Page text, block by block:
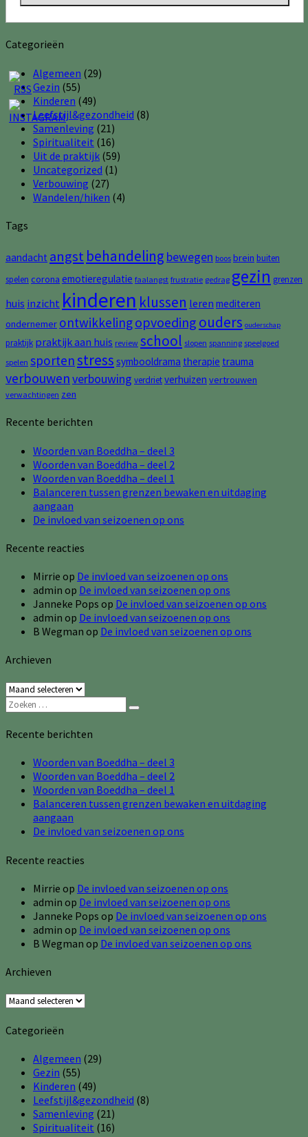
Categorieën
Algemeen (29)
Gezin (55)
Kinderen (49)
Leefstijl&gezondheid (8)
Samenleving (21)
Spiritualiteit (16)
Uit de praktijk (59)
Uncategorized (1)
Verbouwing (27)
Wandelen/hiken (4)
Tags
aandacht angst behandeling bewegen boos brein buiten
spelen corona emotieregulatie faalangst frustratie gedrag gezin grenzen
huis inzicht kinderen klussen leren mediteren
ondernemer ontwikkelingopvoeding ouders ouderschap
praktijk praktijk aan huis review school slopen spanning speelgoed
spelen sportenstress symbooldrama therapie trauma
verbouwenverbouwing verdrietverhuizen vertrouwen
verwachtingen zen
Recente berichten
Woorden van Boeddha – deel 3
Woorden van Boeddha – deel 2
Woorden van Boeddha – deel 1
Balanceren tussen grenzen bewaken en uitdaging
aangaan
De invloed van seizoenen op ons
Recente reacties
Mirrie op De invloed van seizoenen op ons
admin op De invloed van seizoenen op ons
Janneke Pops op De invloed van seizoenen op ons
admin op De invloed van seizoenen op ons
B Wegman op De invloed van seizoenen op ons
Archieven
Archieven
Zoeken
naar:
Zoeken
Recente berichten
Woorden van Boeddha – deel 3
Woorden van Boeddha – deel 2
Woorden van Boeddha – deel 1
Balanceren tussen grenzen bewaken en uitdaging
aangaan
De invloed van seizoenen op ons
Recente reacties
Mirrie op De invloed van seizoenen op ons
admin op De invloed van seizoenen op ons
Janneke Pops op De invloed van seizoenen op ons
admin op De invloed van seizoenen op ons
B Wegman op De invloed van seizoenen op ons
Archieven
Archieven
Categorieën
Algemeen (29)
Gezin (55)
Kinderen (49)
Leefstijl&gezondheid (8)
Samenleving (21)
Spiritualiteit (16)